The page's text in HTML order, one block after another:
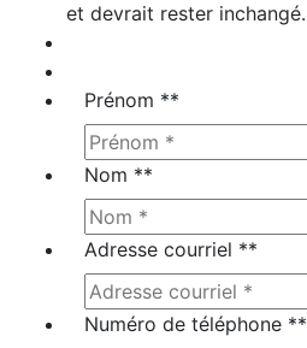
et devrait rester inchangé.
Prénom **
Nom **
Adresse courriel **
Numéro de téléphone **